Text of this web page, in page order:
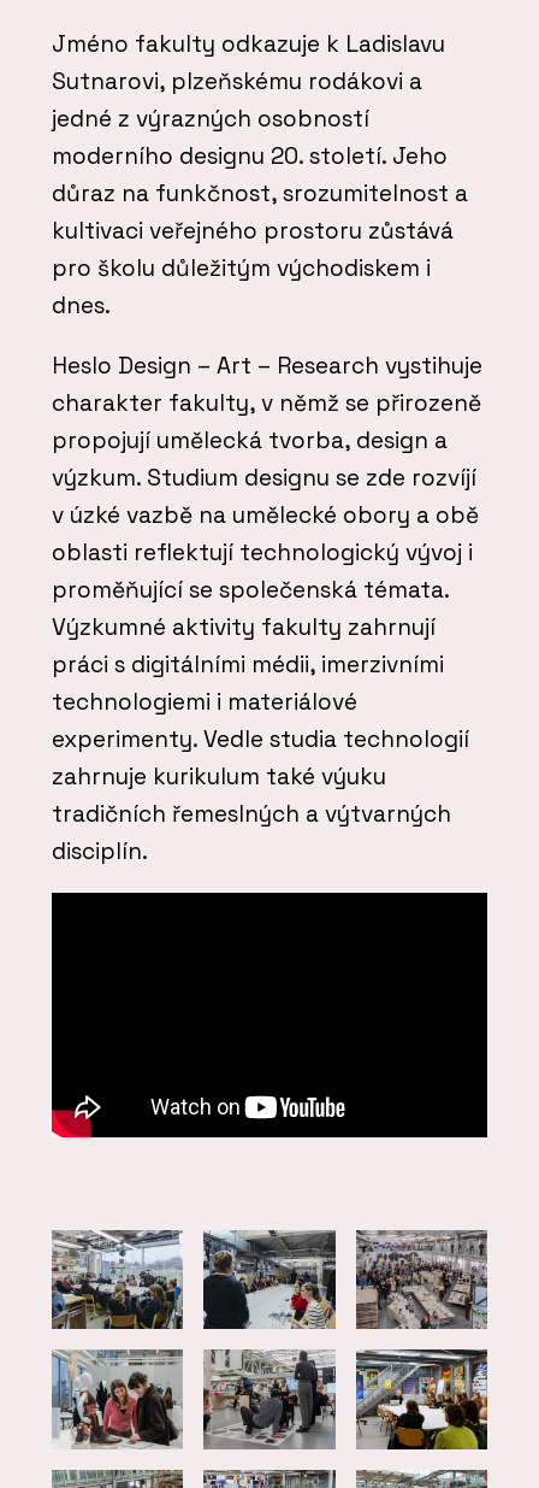
Jméno fakulty odkazuje k Ladislavu
Sutnarovi, plzeňskému rodákovi a
jedné z výrazných osobností
moderního designu 20. století. Jeho
důraz na funkčnost, srozumitelnost a
kultivaci veřejného prostoru zůstává
pro školu důležitým východiskem i
dnes.
Heslo Design – Art – Research vystihuje
charakter fakulty, v němž se přirozeně
propojují umělecká tvorba, design a
výzkum. Studium designu se zde rozvíjí
v úzké vazbě na umělecké obory a obě
oblasti reflektují technologický vývoj i
proměňující se společenská témata.
Výzkumné aktivity fakulty zahrnují
práci s digitálními médii, imerzivními
technologiemi i materiálové
experimenty. Vedle studia technologií
zahrnuje kurikulum také výuku
tradičních řemeslných a výtvarných
disciplín.